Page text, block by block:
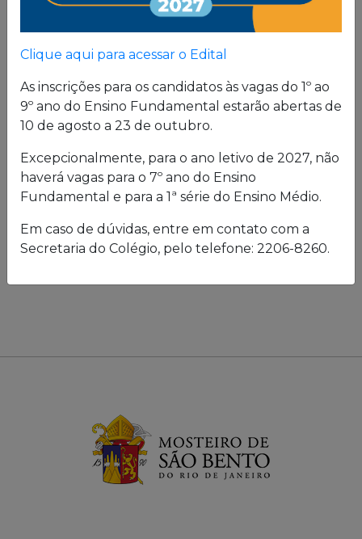
Clique aqui para acessar o Edital
As inscrições para os candidatos às vagas do 1º ao
9º ano do Ensino Fundamental estarão abertas de
10 de agosto a 23 de outubro.
Excepcionalmente, para o ano letivo de 2027, não
haverá vagas para o 7º ano do Ensino
Fundamental e para a 1ª série do Ensino Médio.
Em caso de dúvidas, entre em contato com a
Secretaria do Colégio, pelo telefone: 2206-8260.